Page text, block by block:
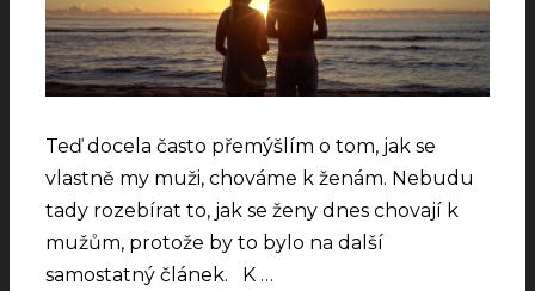
Teď docela často přemýšlím o tom, jak se
vlastně my muži, chováme k ženám. Nebudu
tady rozebírat to, jak se ženy dnes chovají k
mužům, protože by to bylo na další
samostatný článek. K …